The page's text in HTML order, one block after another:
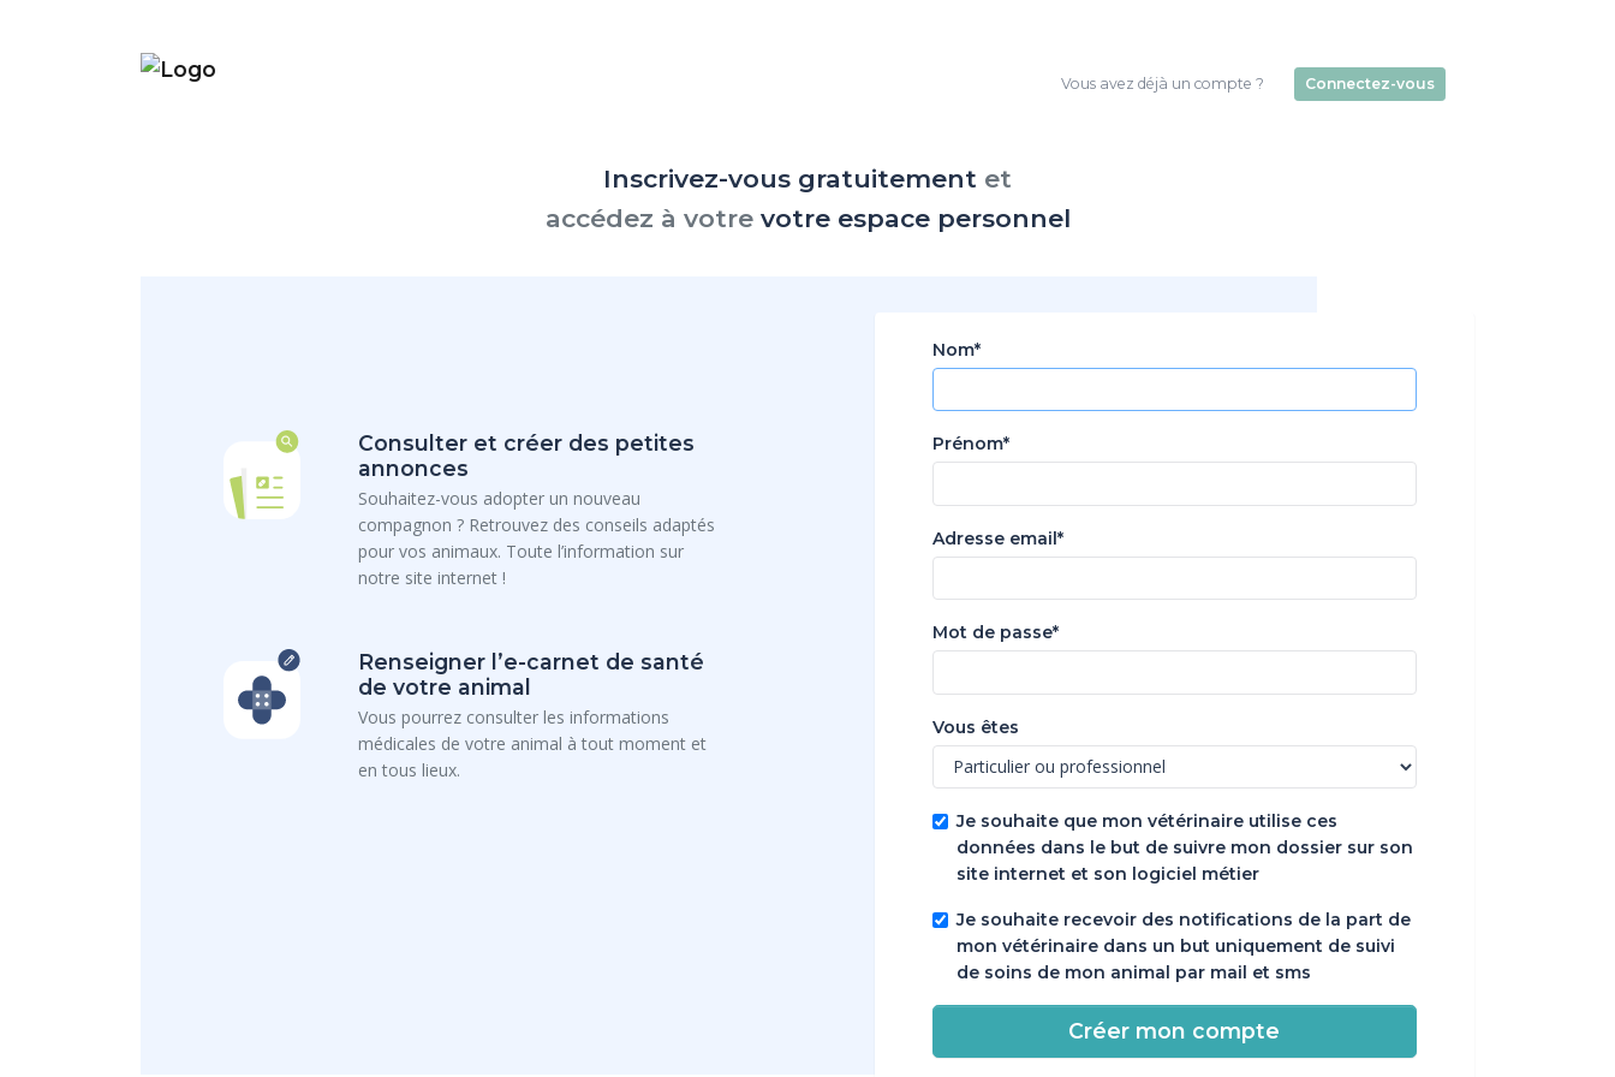
Vous avez déjà un compte ? Connectez-vous
Inscrivez-vous gratuitement et
accédez à votrevotre espace personnel
Consulter et créer des petites
annonces
Souhaitez-vous adopter un nouveau
compagnon ? Retrouvez des conseils adaptés
pour vos animaux. Toute l’information sur
notre site internet !
Renseigner l’e-carnet de santé
de votre animal
Vous pourrez consulter les informations
médicales de votre animal à tout moment et
en tous lieux.
Nom*
Prénom*
Adresse email*
Mot de passe*
Vous êtes
Je souhaite que mon vétérinaire utilise ces
données dans le but de suivre mon dossier sur son
site internet et son logiciel métier
Je souhaite recevoir des notifications de la part de
mon vétérinaire dans un but uniquement de suivi
de soins de mon animal par mail et sms
Créer mon compte